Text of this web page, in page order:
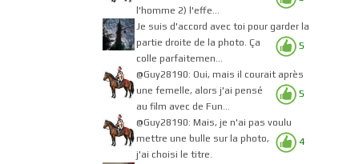
l'homme 2) l'effe...
5
Je suis d'accord avec toi pour garder la
partie droite de la photo. Ça
colle parfaitemen...
5
@Guy28190: Oui, mais il courait après
une femelle, alors j'ai pensé
au film avec de Fun...
4
@Guy28190: Mais, je n'ai pas voulu
mettre une bulle sur la photo,
j'ai choisi le titre.